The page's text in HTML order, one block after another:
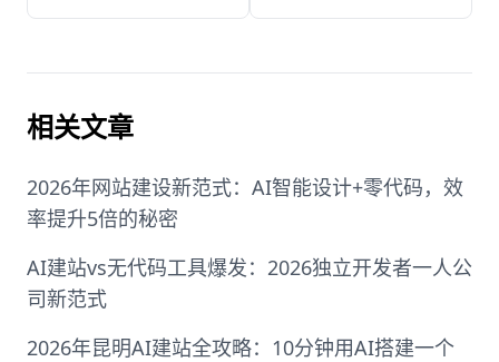
相关文章
2026年网站建设新范式：AI智能设计+零代码，效
率提升5倍的秘密
AI建站vs无代码工具爆发：2026独立开发者一人公
司新范式
2026年昆明AI建站全攻略：10分钟用AI搭建一个